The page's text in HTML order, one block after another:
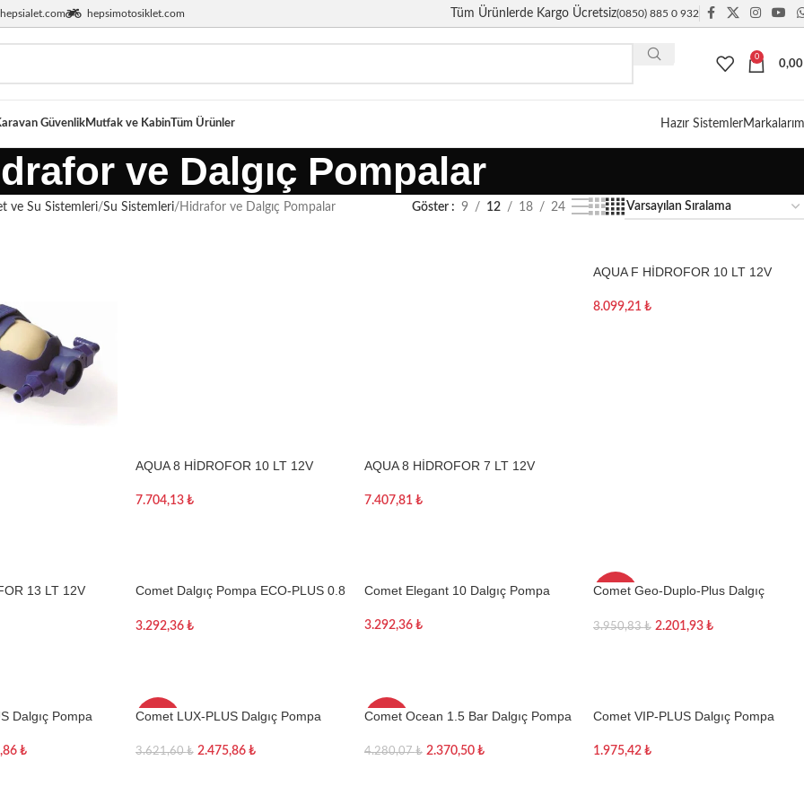
hepsialet.com hepsimotosiklet.com Tüm Ürünlerde Kargo Ücretsiz(0850) 885 0 932
0
GüvenlikMutfak ve KabinTüm Ürünler Hazır Sistemler
ve Dalgıç Pompalar
ve Su Sistemleri Su Sistemleri Hidrafor ve Dalgıç Pompalar Göster 9 12 18 24
AQUA 8 HİDROFOR 10 LT 12V
7.704,13 ₺
AQUA 8 HİDROFOR 7 LT 12V
7.407,81 ₺
AQUA F HİDROFOR 10 LT 12V
8.099,21 ₺
13 LT 12V
Comet Dalgıç Pompa ECO-PLUS 0.8
3.292,36 ₺
Comet Elegant 10 Dalgıç Pompa
3.292,36 ₺
-44%
TÜKE
Comet Geo-Duplo-Plus Dalgıç
3.950,83₺ 2.201,93 ₺
Dalgıç Pompa
₺
-32%
TÜKE
Comet LUX-PLUS Dalgıç Pompa
3.621,60₺ 2.475,86 ₺
-45%
Comet Ocean 1.5 Bar Dalgıç Pompa
4.280,07₺ 2.370,50 ₺
Comet VIP-PLUS Dalgıç Pompa
1.975,42 ₺